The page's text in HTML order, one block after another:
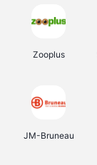
Zooplus
JM-Bruneau